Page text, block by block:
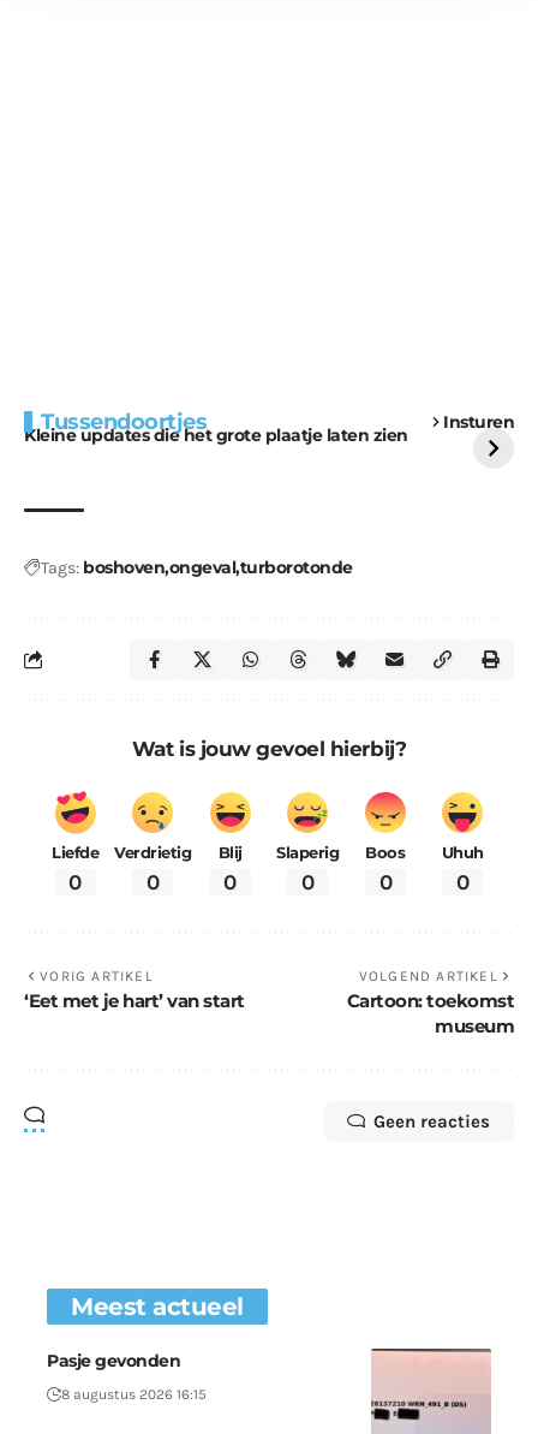
Tussendoortjes Insturen
Kleine updates die het grote plaatje laten zien
voor kabouters
uitdaging
Tags: boshovenongevalturborotonde
Wat is jouw gevoel hierbij?
Liefde
0
Verdrietig
0
Blij
0
Slaperig
0
Boos
0
Uhuh
0
VORIG ARTIKEL
‘Eet met je hart’ van start
VOLGEND ARTIKEL
Cartoon: toekomst
museum
Geen reacties
Meest actueel
Pasje gevonden
8 augustus 2026 16:15